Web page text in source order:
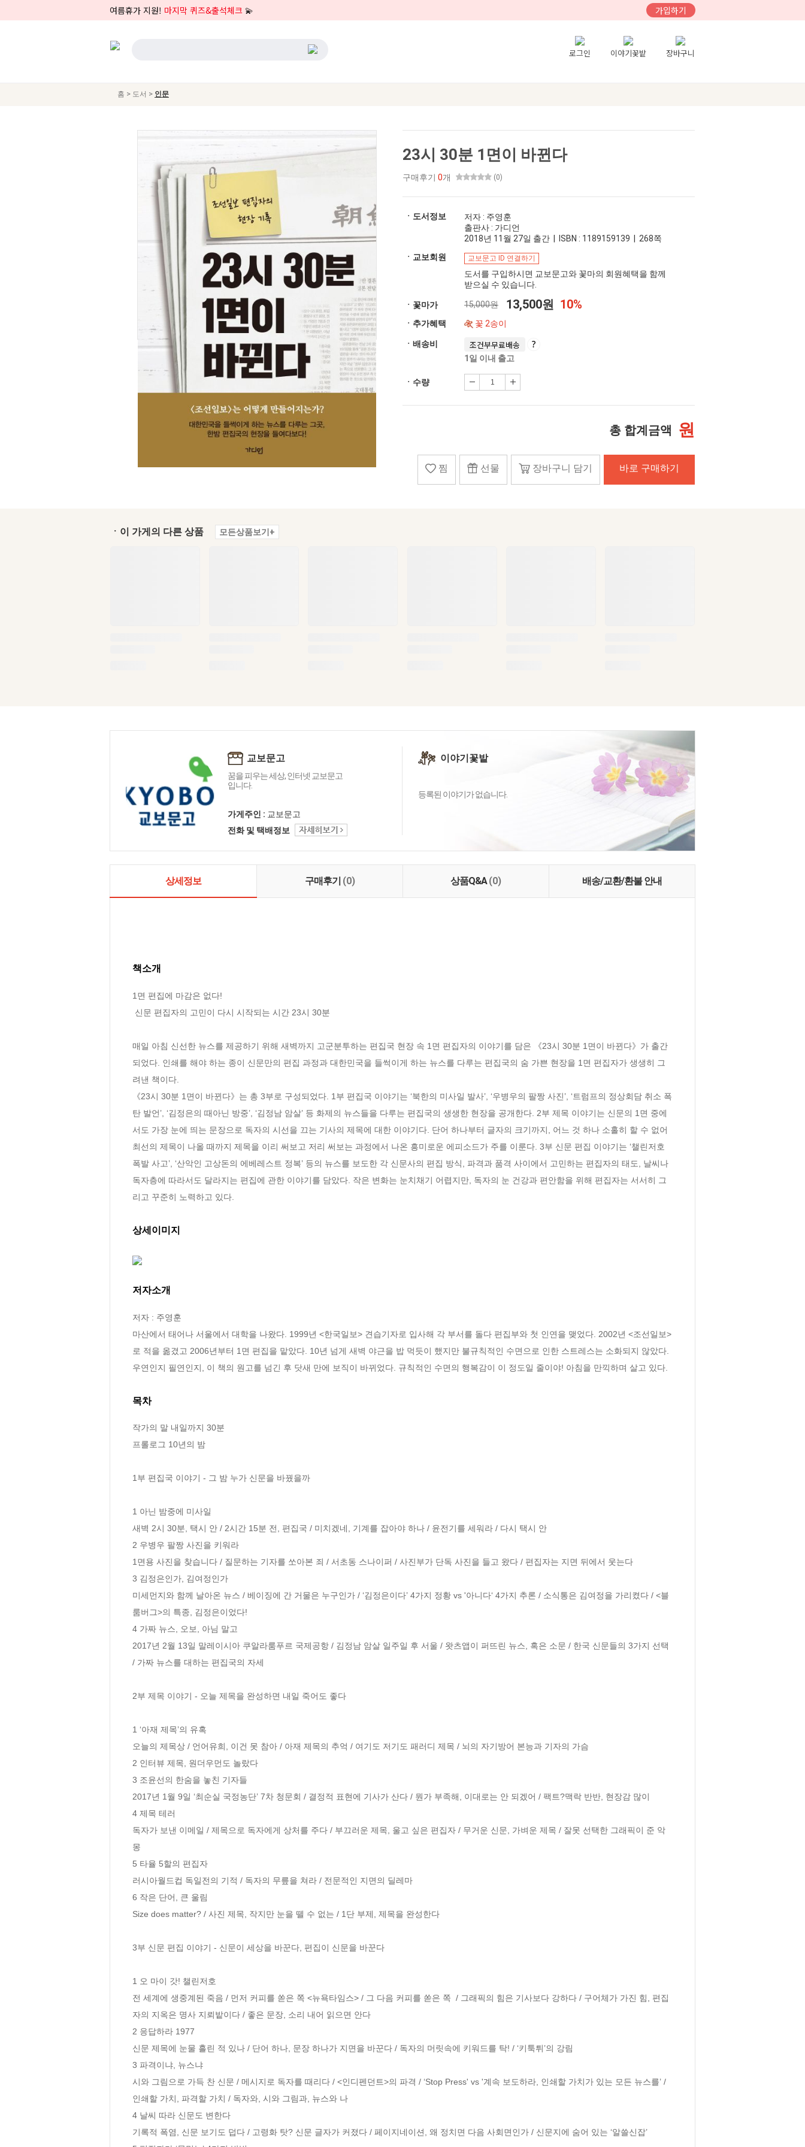
여름휴가 지원! 마지막 퀴즈&출석체크 💫 가입하기
로그인 이야기꽃밭 장바구니
홈 > 도서 > 인문
23시 30분 1면이 바뀐다
구매후기 0개 (0)
ㆍ도서정보
저자 : 주영훈
출판사 : 가디언
2018년 11월 27일 출간 | ISBN : 1189159139 | 268쪽
ㆍ교보회원
교보문고 ID 연결하기
도서를 구입하시면 교보문고와 꽃마의 회원혜택을 함께
받으실 수 있습니다.
ㆍ꽃마가 15,000원 13,500원 10%
ㆍ추가혜택 꽃 2송이
ㆍ배송비 조건부무료배송
1일 이내 출고
ㆍ수량
총 합계금액 원
찜 선물 장바구니 담기 바로 구매하기
ㆍ이 가게의 다른 상품 모든상품보기+
교보문고
꿈을 피우는 세상, 인터넷 교보문고
입니다.
가게주인 : 교보문고
전화 및 택배정보
이야기꽃밭
등록된 이야기가 없습니다.
상세정보 구매후기 (0) 상품Q&A(0) 배송/교환/환불 안내
책소개
1면 편집에 마감은 없다!
매일 아침 신선한 뉴스를 제공하기 위해 새벽까지 고군분투하는 편집국 현장 속 1면 편집자의 이야기를 담은 《23시 30분 1면이 바뀐다》가 출간
되었다. 인쇄를 해야 하는 종이 신문만의 편집 과정과 대한민국을 들썩이게 하는 뉴스를 다루는 편집국의 숨 가쁜 현장을 1면 편집자가 생생히 그
려낸 책이다.
《23시 30분 1면이 바뀐다》는 총 3부로 구성되었다. 1부 편집국 이야기는 ‘북한의 미사일 발사’, ‘우병우의 팔짱 사진’, ‘트럼프의 정상회담 취소 폭
탄 발언’, ‘김정은의 때아닌 방중’, ‘김정남 암살’ 등 화제의 뉴스들을 다루는 편집국의 생생한 현장을 공개한다. 2부 제목 이야기는 신문의 1면 중에
서도 가장 눈에 띄는 문장으로 독자의 시선을 끄는 기사의 제목에 대한 이야기다. 단어 하나부터 글자의 크기까지, 어느 것 하나 소홀히 할 수 없어
최선의 제목이 나올 때까지 제목을 이리 써보고 저리 써보는 과정에서 나온 흥미로운 에피소드가 주를 이룬다. 3부 신문 편집 이야기는 ‘챌린저호
폭발 사고’, ‘산악인 고상돈의 에베레스트 정복’ 등의 뉴스를 보도한 각 신문사의 편집 방식, 파격과 품격 사이에서 고민하는 편집자의 태도, 날씨나
독자층에 따라서도 달라지는 편집에 관한 이야기를 담았다. 작은 변화는 눈치채기 어렵지만, 독자의 눈 건강과 편안함을 위해 편집자는 서서히 그
리고 꾸준히 노력하고 있다.
상세이미지
저자소개
저자 : 주영훈
마산에서 태어나 서울에서 대학을 나왔다. 1999년 <한국일보> 견습기자로 입사해 각 부서를 돌다 편집부와 첫 인연을 맺었다. 2002년 <조선일보>
로 적을 옮겼고 2006년부터 1면 편집을 맡았다. 10년 넘게 새벽 야근을 밥 먹듯이 했지만 불규칙적인 수면으로 인한 스트레스는 소화되지 않았다.
우연인지 필연인지, 이 책의 원고를 넘긴 후 닷새 만에 보직이 바뀌었다. 규칙적인 수면의 행복감이 이 정도일 줄이야! 아침을 만끽하며 살고 있다.
목차
작가의 말 내일까지 30분
프롤로그 10년의 밤
1부 편집국 이야기 - 그 밤 누가 신문을 바꿨을까
1 아닌 밤중에 미사일
새벽 2시 30분, 택시 안 / 2시간 15분 전, 편집국 / 미치겠네, 기계를 잡아야 하나 / 윤전기를 세워라 / 다시 택시 안
2 우병우 팔짱 사진을 키워라
1면용 사진을 찾습니다 / 질문하는 기자를 쏘아본 죄 / 서초동 스나이퍼 / 사진부가 단독 사진을 들고 왔다 / 편집자는 지면 뒤에서 웃는다
3 김정은인가, 김여정인가
미세먼지와 함께 날아온 뉴스 / 베이징에 간 거물은 누구인가 / ‘김정은이다’ 4가지 정황 vs '아니다‘ 4가지 추론 / 소식통은 김여정을 가리켰다 / <블
룸버그>의 특종, 김정은이었다!
4 가짜 뉴스, 오보, 아님 말고
2017년 2월 13일 말레이시아 쿠알라룸푸르 국제공항 / 김정남 암살 일주일 후 서울 / 왓츠앱이 퍼뜨린 뉴스, 혹은 소문 / 한국 신문들의 3가지 선택
/ 가짜 뉴스를 대하는 편집국의 자세
2부 제목 이야기 - 오늘 제목을 완성하면 내일 죽어도 좋다
1 ‘아재 제목’의 유혹
오늘의 제목상 / 언어유희, 이건 못 참아 / 아재 제목의 추억 / 여기도 저기도 패러디 제목 / 뇌의 자기방어 본능과 기자의 가슴
2 인터뷰 제목, 원더우먼도 놀랐다
3 조윤선의 한숨을 놓친 기자들
2017년 1월 9일 ‘최순실 국정농단’ 7차 청문회 / 결정적 표현에 기사가 산다 / 뭔가 부족해, 이대로는 안 되겠어 / 팩트?맥락 반반, 현장감 많이
4 제목 테러
독자가 보낸 이메일 / 제목으로 독자에게 상처를 주다 / 부끄러운 제목, 울고 싶은 편집자 / 무거운 신문, 가벼운 제목 / 잘못 선택한 그래픽이 준 악
몽
5 타율 5할의 편집자
러시아월드컵 독일전의 기적 / 독자의 무릎을 쳐라 / 전문적인 지면의 딜레마
6 작은 단어, 큰 울림
Size does matter? / 사진 제목, 작지만 눈을 뗄 수 없는 / 1단 부제, 제목을 완성한다
3부 신문 편집 이야기 - 신문이 세상을 바꾼다, 편집이 신문을 바꾼다
1 오 마이 갓! 챌린저호
전 세계에 생중계된 죽음 / 먼저 커피를 쏟은 쪽 <뉴욕타임스> / 그 다음 커피를 쏟은 쪽 / 그래픽의 힘은 기사보다 강하다 / 구어체가 가진 힘, 편집
자의 지옥은 명사 지뢰밭이다 / 좋은 문장, 소리 내어 읽으면 안다
2 응답하라 1977
신문 제목에 눈물 흘린 적 있나 / 단어 하나, 문장 하나가 지면을 바꾼다 / 독자의 머릿속에 키워드를 탁! / ‘키툭튀’의 강림
3 파격이냐, 뉴스냐
시와 그림으로 가득 찬 신문 / 메시지로 독자를 때리다 / <인디펜던트>의 파격 / ‘Stop Press' vs '계속 보도하라, 인쇄할 가치가 있는 모든 뉴스를’ /
인쇄할 가치, 파격할 가치 / 독자와, 시와 그림과, 뉴스와 나
4 날씨 따라 신문도 변한다
기록적 폭염, 신문 보기도 덥다 / 고령화 탓? 신문 글자가 커졌다 / 페이지네이션, 왜 정치면 다음 사회면인가 / 신문지에 숨어 있는 ‘알쓸신잡’